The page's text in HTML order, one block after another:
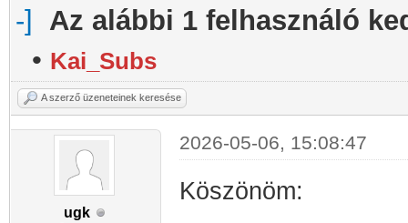
Az alábbi 1 felhasználó
• Kai_Subs
A szerző üzeneteinek keresése
ugk
2026-05-06, 15:08:47
Köszönöm: